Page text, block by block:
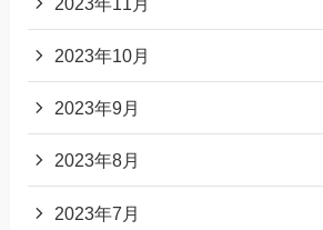
2023年10月
2023年9月
2023年8月
2023年7月